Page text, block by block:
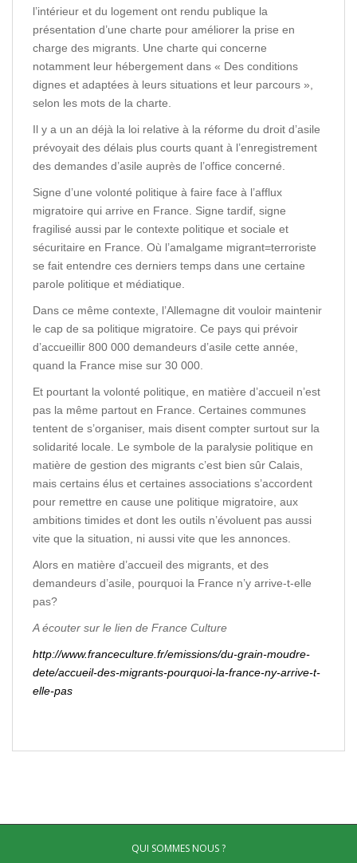
l’intérieur et du logement ont rendu publique la
présentation d’une charte pour améliorer la prise en
charge des migrants. Une charte qui concerne
notamment leur hébergement dans « Des conditions
dignes et adaptées à leurs situations et leur parcours »,
selon les mots de la charte.
Il y a un an déjà la loi relative à la réforme du droit d’asile
prévoyait des délais plus courts quant à l’enregistrement
des demandes d’asile auprès de l’office concerné.
Signe d’une volonté politique à faire face à l’afflux
migratoire qui arrive en France. Signe tardif, signe
fragilisé aussi par le contexte politique et sociale et
sécuritaire en France. Où l’amalgame migrant=terroriste
se fait entendre ces derniers temps dans une certaine
parole politique et médiatique.
Dans ce même contexte, l’Allemagne dit vouloir maintenir
le cap de sa politique migratoire. Ce pays qui prévoir
d’accueillir 800 000 demandeurs d’asile cette année,
quand la France mise sur 30 000.
Et pourtant la volonté politique, en matière d’accueil n’est
pas la même partout en France. Certaines communes
tentent de s’organiser, mais disent compter surtout sur la
solidarité locale. Le symbole de la paralysie politique en
matière de gestion des migrants c’est bien sûr Calais,
mais certains élus et certaines associations s’accordent
pour remettre en cause une politique migratoire, aux
ambitions timides et dont les outils n’évoluent pas aussi
vite que la situation, ni aussi vite que les annonces.
Alors en matière d’accueil des migrants, et des
demandeurs d’asile, pourquoi la France n’y arrive-t-elle
pas?
A écouter sur le lien de France Culture
http://www.franceculture.fr/emissions/du-grain-moudre-
dete/accueil-des-migrants-pourquoi-la-france-ny-arrive-t-
elle-pas
QUI SOMMES NOUS ?